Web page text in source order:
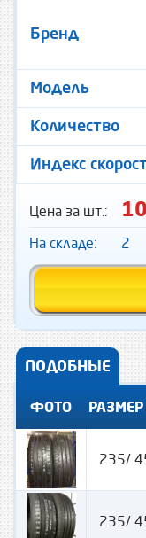
Бренд
Модель
Количество
Индекс
Цена за шт.:
На складе: 2
ПОДОБНЫЕ
ФОТО
235/
235/